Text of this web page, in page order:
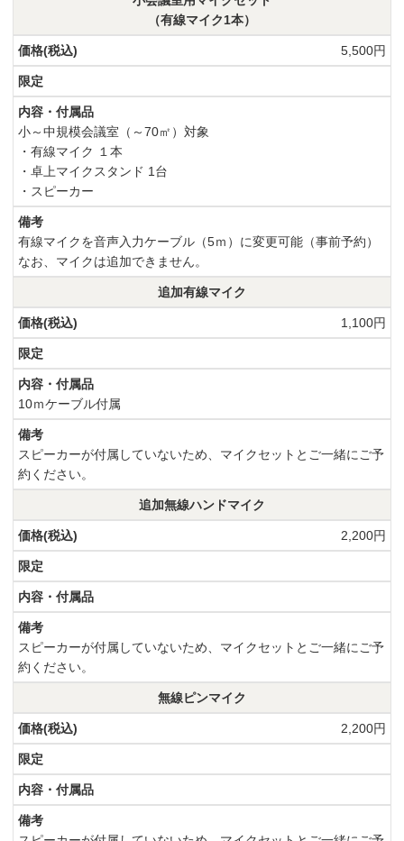
（有線マイク1本）
5,500円
小～中規模会議室（～70㎡）対象
・有線マイク １本
・卓上マイクスタンド 1台
・スピーカー
有線マイクを音声入力ケーブル（5ｍ）に変更可能（事前予約）
なお、マイクは追加できません。
追加有線マイク
1,100円
10ｍケーブル付属
スピーカーが付属していないため、マイクセットとご一緒にご予
約ください。
追加無線ハンドマイク
2,200円
スピーカーが付属していないため、マイクセットとご一緒にご予
約ください。
無線ピンマイク
2,200円